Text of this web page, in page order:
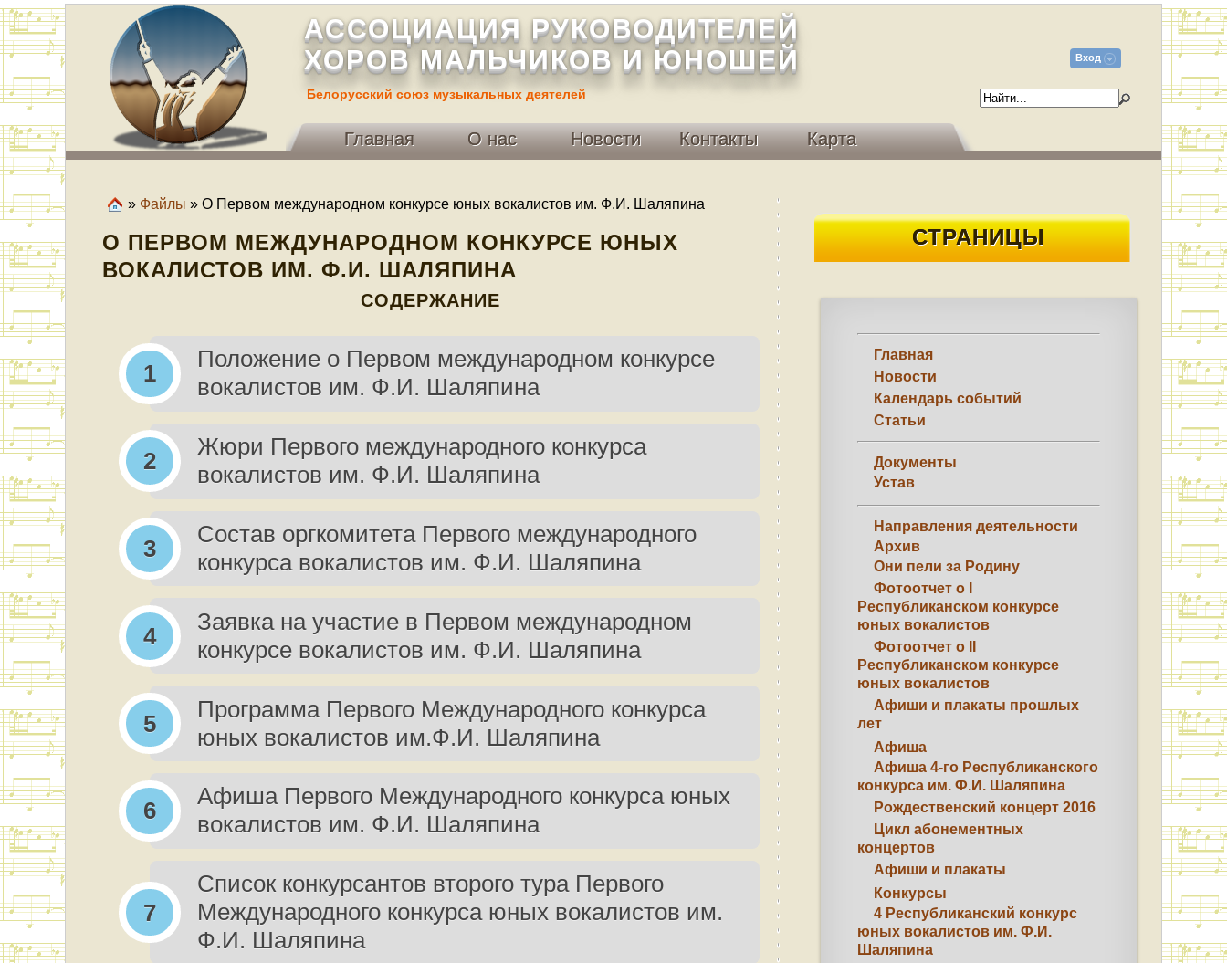
АССОЦИАЦИЯ РУКОВОДИТЕЛЕЙ
ХОРОВ МАЛЬЧИКОВ И ЮНОШЕЙ
Белорусский союз музыкальных деятелей
Вход
Главная О нас Новости Контакты Карта
» Файлы » О Первом международном конкурсе юных вокалистов им. Ф.И. Шаляпина
О ПЕРВОМ МЕЖДУНАРОДНОМ КОНКУРСЕ ЮНЫХ
ВОКАЛИСТОВ ИМ. Ф.И. ШАЛЯПИНА
СОДЕРЖАНИЕ
Положение о Первом международном конкурсе
вокалистов им. Ф.И. Шаляпина
Жюри Первого международного конкурса
вокалистов им. Ф.И. Шаляпина
Состав оргкомитета Первого международного
конкурса вокалистов им. Ф.И. Шаляпина
Заявка на участие в Первом международном
конкурсе вокалистов им. Ф.И. Шаляпина
Программа Первого Международного конкурса
юных вокалистов им.Ф.И. Шаляпина
Афиша Первого Международного конкурса юных
вокалистов им. Ф.И. Шаляпина
Список конкурсантов второго тура Первого
Международного конкурса юных вокалистов им.
Ф.И. Шаляпина
СТРАНИЦЫ
Главная
Новости
Календарь событий
Статьи
Документы
Устав
Направления деятельности
Архив
Они пели за Родину
Фотоотчет о I
Республиканском конкурсе
юных вокалистов
Фотоотчет о II
Республиканском конкурсе
юных вокалистов
Афиши и плакаты прошлых
лет
Афиша
Афиша 4-го Республиканского
конкурса им. Ф.И. Шаляпина
Рождественский концерт 2016
Цикл абонементных
концертов
Афиши и плакаты
Конкурсы
4 Республиканский конкурс
юных вокалистов им. Ф.И.
Шаляпина